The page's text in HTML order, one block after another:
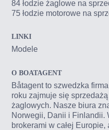
84 łodzie żaglowe na
75 łodzie motorowe na
LINKI
Modele
O BOATAGENT
Båtagent to szwedzka
roku zajmuje się
żaglowych. Nasze biura
Norwegii, Danii i Finlandii.
brokerami w całej